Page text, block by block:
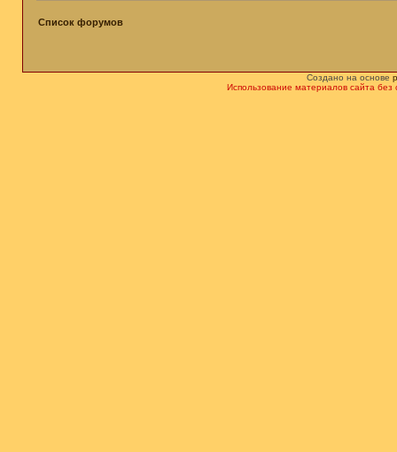
Список форумов
Создано на основе
Использование материалов сайта